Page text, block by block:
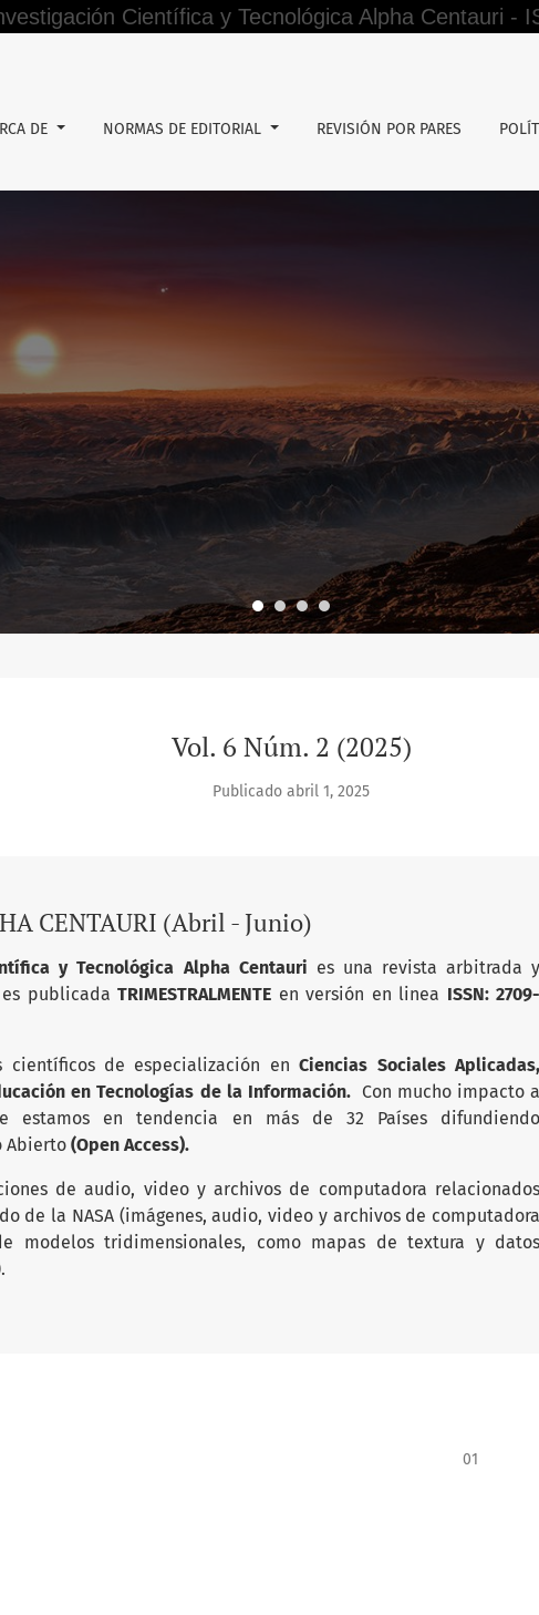
Científica y Tecnológica Alpha Centauri -
DE NORMAS DE EDITORIAL REVISIÓN POR PARES
Vol. 6 Núm. 2 (2025)
Publicado abril 1, 2025
CENTAURI (Abril - Junio)
y Tecnológica Alpha Centauri es una revista arbitrada
publicada TRIMESTRALMENTE en versión en linea ISSN: 2709-
científicos de especialización enCiencias Sociales
en Tecnologías de la Información. Con mucho impacto
estamos en tendencia en más de 32 Países difundiendo
Abierto (Open Access).
de audio, video y archivos de computadora relacionados
de la NASA (imágenes, audio, video y archivos de computadora
modelos tridimensionales, como mapas de textura y datos
01